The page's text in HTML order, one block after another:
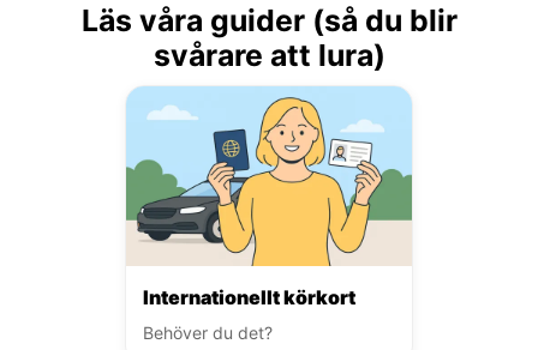
Läs våra guider (så du blir
svårare att lura)
Internationellt körkort
Behöver du det?